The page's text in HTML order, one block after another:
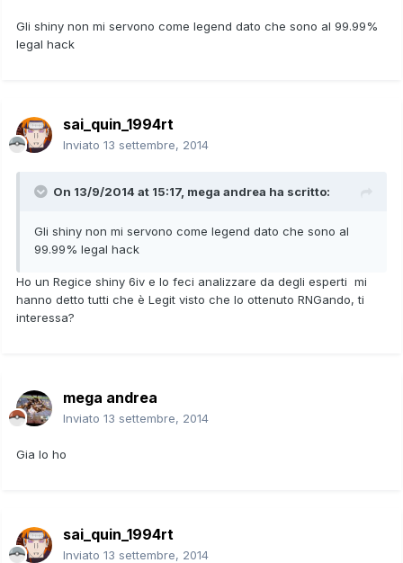
Gli shiny non mi servono come legend dato che sono al 99.99%
legal hack
sai_quin_1994rt
Inviato 13 settembre, 2014
On 13/9/2014 at 15:17, mega andrea ha scritto:
Gli shiny non mi servono come legend dato che sono al
99.99% legal hack
Ho un Regice shiny 6iv e lo feci analizzare da degli esperti mi
hanno detto tutti che è Legit visto che lo ottenuto RNGando, ti
interessa?
mega andrea
Inviato 13 settembre, 2014
Gia lo ho
sai_quin_1994rt
Inviato 13 settembre, 2014